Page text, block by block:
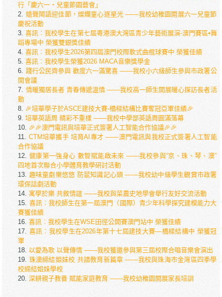
行「慶六一・兒童節園藝會」
嬉聲鬧語迎佳節，燦爛童心逐星光 ——我校幼稚園開展六一兒童節
慶祝活動
喜訊︰我校學生在第七屆粵港澳大灣區青少年藝術展演-澳門賽區•舞
蹈專場中 榮獲雙銀獎佳績
喜訊︰我校學生2026第四屆澳門校際軟式曲棍球賽中 榮獲佳績
喜訊︰我校學生榮獲2026 MACA音樂獎學金
踐行公民齊參與 歡度六一滿驚喜 ——我校小六級師生參與市政署公
開會議
情暖獨居長者 青春傳遞溫情 ——我校高一師生開展暖心探訪長者活
動
🎉培華學子於ASCE建技大賽-橋樑結構比賽奪冠亞軍佳績🎉
培華英語周 精彩不重樣 ——我校中學部英語周圓滿落幕
🎉🎉澳門電訊與培華正式簽署人工智能合作協議🎉🎉
CTM培華攜手 培育AI專才 ——澳門電訊與我校正式簽署人工智能
合作協議
健康第一強身心 數智賦能啟未來 ——我校參與“京、珠、琴、澳”
四地首次聯合小學體育教學研討活動
趣味童劇樂悠悠 防鼠知識記心頭 ——我校幼中級學生觀賞市政署
環保話劇活動
寓學於樂 共敘情誼 ——我校與菜農史地學會舉行友好交流活動
喜訊︰我校師生在第一屆澳門（國際）青少年科學探究建模能力大
賽獲佳績
喜訊︰我校學生在WSE田徑公開賽澳門站中 榮獲佳績
喜訊︰我校學生在2026年第十七屆建技大賽―橋樑結構中 榮獲冠
軍
以愛為歌 以聲傳情 ——我校獲邀參與第三屆校際合唱音樂會演出
珠澳締結姐妹校 共譜教育新篇章 ——我校與珠海市金灣區四季學
校締結姐妹學校
深耕親子教養 賦能家庭教育 ——我校幼稚園開展家長培訓